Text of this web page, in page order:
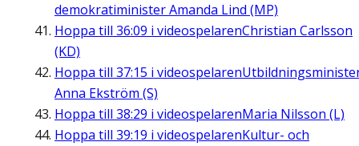
demokratiminister Amanda Lind (MP)
Hoppa till 36:09 i videospelarenChristian Carlsson
(KD)
Hoppa till 37:15 i videospelaren
Anna Ekström (S)
Hoppa till 38:29 i videospelarenMaria Nilsson (L)
Hoppa till 39:19 i videospelarenKultur- och